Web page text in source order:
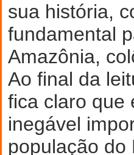
sua história,
fundamental
Amazônia,
Ao final da
fica claro que
inegável
população do